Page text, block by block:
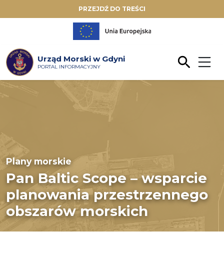
PRZEJDŹ DO TREŚCI
Urząd Morski w Gdyni
PORTAL INFORMACYJNY
Plany morskie
Pan Baltic Scope – wsparcie
planowania przestrzennego
obszarów morskich